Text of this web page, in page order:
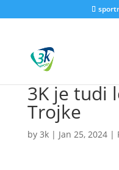
3K je tudi
Trojke
by 3k| Jan 25, 2024|